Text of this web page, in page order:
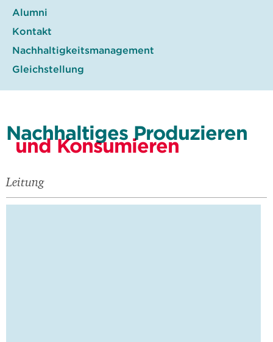
Alumni
Kontakt
Nachhaltigkeitsmanagement
Gleichstellung
Nachhaltiges Produzieren
und Konsumieren
Leitung